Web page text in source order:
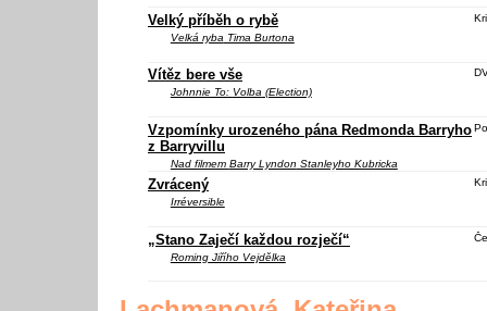
Velký příběh o rybě
Velká ryba Tima Burtona
Vítěz bere vše
Johnnie To: Volba(Election)
Vzpomínky urozeného pána Redmonda Barryho
z Barryvillu
Nad filmem Barry Lyndon Stanleyho Kubricka
Zvrácený
Irréversible
„Stano Zaječí každou rozječí“
RomingJiřího Vejdělka